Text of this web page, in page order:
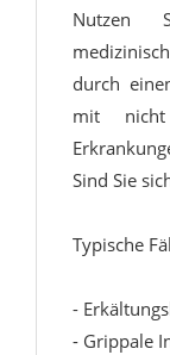
Nutzen
durch
mit nicht
Sind Sie
Typische
-
- Grippale